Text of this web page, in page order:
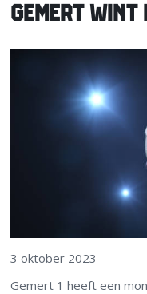
GEMERT
3 oktober 2023
Gemert 1 heeft een